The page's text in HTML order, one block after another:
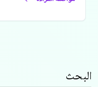
البحث